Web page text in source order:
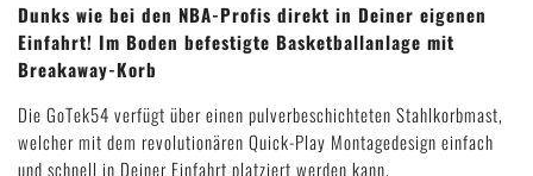
Dunks wie bei den NBA-Profis direkt in Deiner eigenen
Einfahrt! Im Boden befestigte Basketballanlage mit
Breakaway-Korb
Die GoTek54 verfügt über einen pulverbeschichteten Stahlkorbmast,
welcher mit dem revolutionären Quick-Play Montagedesign einfach
und schnell in Deiner Einfahrt platziert werden kann.